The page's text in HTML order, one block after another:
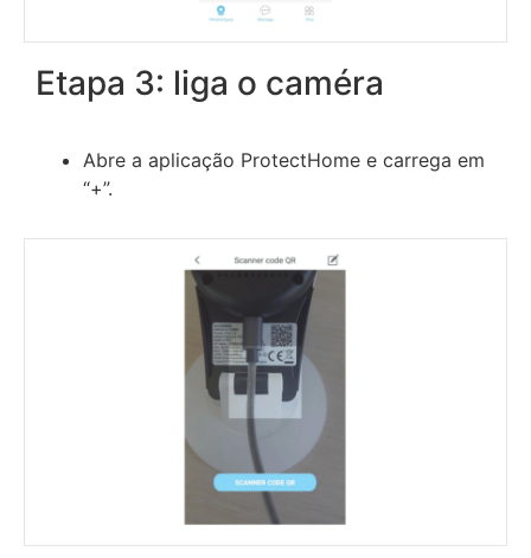
Etapa 3: liga o caméra
Abre a aplicação ProtectHome e carrega em
“+”.